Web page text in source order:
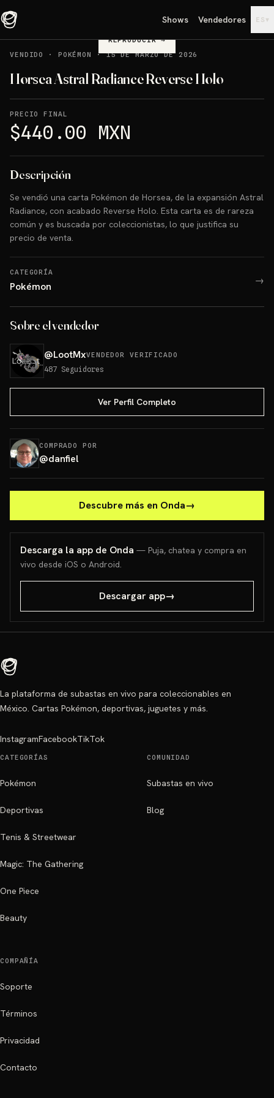
Shows Vendedores ES ▾
REPRODUCIR→
VENDIDO
· POKÉMON ·15 DE MARZO DE 2026
Horsea Astral Radiance Reverse Holo
PRECIO FINAL
$440.00 MXN
Descripción
Se vendió una carta Pokémon de Horsea, de la expansión Astral
Radiance, con acabado Reverse Holo. Esta carta es de rareza
común y es buscada por coleccionistas, lo que justifica su
precio de venta.
CATEGORÍA
Pokémon →
Sobre el vendedor
@LootMxVENDEDOR VERIFICADO
487 Seguidores
Ver Perfil Completo
COMPRADO POR
@danfiel
Descubre más en Onda→
Descarga la app de Onda — Puja, chatea y compra en
vivo desde iOS o Android.
Descargar app→
La plataforma de subastas en vivo para coleccionables en
México. Cartas Pokémon, deportivas, juguetes y más.
InstagramFacebookTikTok
CATEGORÍAS
Pokémon
Deportivas
Tenis & Streetwear
Magic: The Gathering
One Piece
Beauty
COMUNIDAD
Subastas en vivo
Blog
COMPAÑÍA
Soporte
Términos
Privacidad
Contacto